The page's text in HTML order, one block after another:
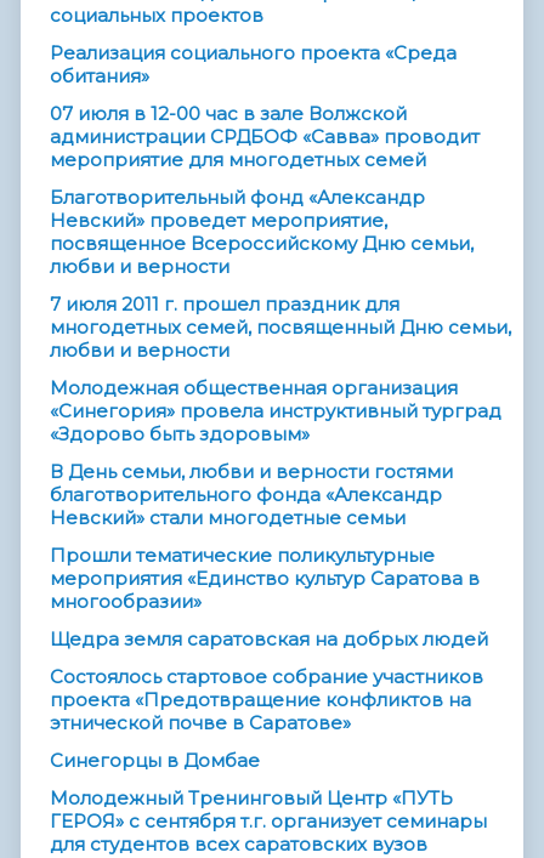
социальных проектов
Реализация социального проекта «Среда
обитания»
07 июля в 12-00 час в зале Волжской
администрации СРДБОФ «Савва» проводит
мероприятие для многодетных семей
Благотворительный фонд «Александр
Невский» проведет мероприятие,
посвященное Всероссийскому Дню семьи,
любви и верности
7 июля 2011 г. прошел праздник для
многодетных семей, посвященный Дню семьи,
любви и верности
Молодежная общественная организация
«Синегория» провела инструктивный турград
«Здорово быть здоровым»
В День семьи, любви и верности гостями
благотворительного фонда «Александр
Невский» стали многодетные семьи
Прошли тематические поликультурные
мероприятия «Единство культур Саратова в
многообразии»
Щедра земля саратовская на добрых людей
Состоялось стартовое собрание участников
проекта «Предотвращение конфликтов на
этнической почве в Саратове»
Синегорцы в Домбае
Молодежный Тренинговый Центр «ПУТЬ
ГЕРОЯ» с сентября т.г. организует семинары
для студентов всех саратовских вузов